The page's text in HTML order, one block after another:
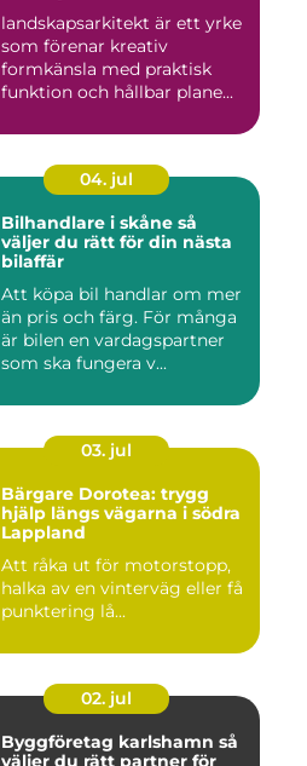
landskapsarkitekt är ett yrke
som förenar kreativ
formkänsla med praktisk
funktion och hållbar plane...
04. jul
Bilhandlare i skåne så
väljer du rätt för din nästa
bilaffär
Att köpa bil handlar om mer
än pris och färg. För många
är bilen en vardagspartner
som ska fungera v...
03. jul
Bärgare Dorotea: trygg
hjälp längs vägarna i södra
Lappland
Att råka ut för motorstopp,
halka av en vinterväg eller få
punktering lå...
02. jul
Byggföretag karlshamn så
väljer du rätt partner för